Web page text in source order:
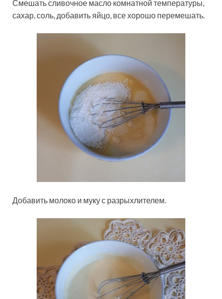
Смешать сливочное масло комнатной температуры,
сахар, соль, добавить яйцо, все хорошо перемешать.
Добавить молоко и муку с разрыхлителем.